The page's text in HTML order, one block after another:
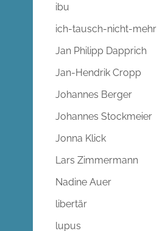
ibu
ich-tausch-nicht-mehr
Jan Philipp Dapprich
Jan-Hendrik Cropp
Johannes Berger
Johannes Stockmeier
Jonna Klick
Lars Zimmermann
Nadine Auer
libertär
lupus